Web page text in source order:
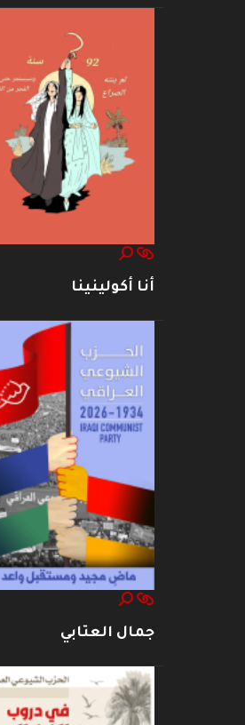
أنا أكولينينا
جمال العتابي